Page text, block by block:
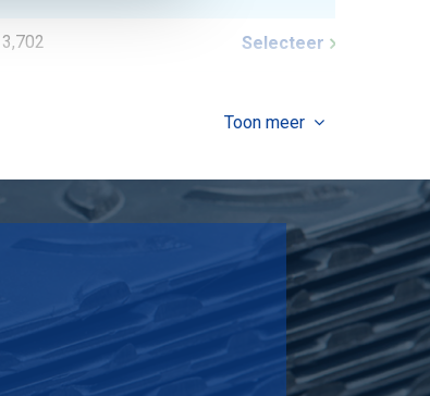
3,702 Selecteer
Selecteer
Selecteer
Selecteer
8,988 Selecteer
Toon meer